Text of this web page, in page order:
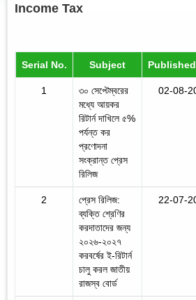
Income Tax
Serial No. Subject
1
৩০ সেপ্টেম্বরের
মধ্যে আয়কর
রিটার্ন দাখিলে ৫%
পর্যন্ত কর
প্রণোদনা
সংক্রান্ত প্রেস
রিলিজ
02-08-
2
প্রেস রিলিজ:
ব্যক্তি শ্রেণির
করদাতাদের জন্য
২০২৬-২০২৭
করবর্ষের ই-রিটার্ন
চালু করল জাতীয়
রাজস্ব বোর্ড
22-07-